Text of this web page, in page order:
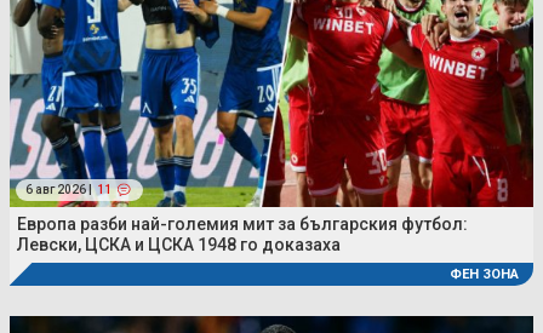
6 авг 2026 | 11
Европа разби най-големия мит за българския футбол:
Левски, ЦСКА и ЦСКА 1948 го доказаха
ФЕН ЗОНА